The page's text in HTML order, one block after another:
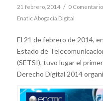
21 febrero, 2014 / 0
Enatic Abogacía Digital
El 21 de febrero de 2014,
Estado de
(SETSI), tuvo lugar el
Derecho Digital 2014